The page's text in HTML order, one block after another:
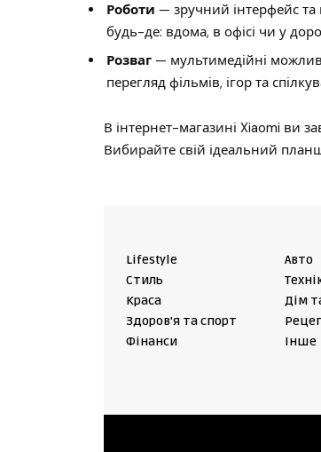
Роботи — зручний інтерфейс
будь-де: вдома, в офісі чи у
Розваг — мультимедійні
перегляд фільмів, ігор та
В інтернет-магазині Xiaomi ви
Вибирайте свій ідеальний
Lifestyle
Cтиль
Краса
Здоров'я та спорт
Фінанси
Авто
Дім
Інше